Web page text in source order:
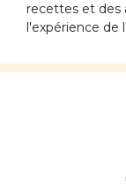
recettes et des
l'expérience de